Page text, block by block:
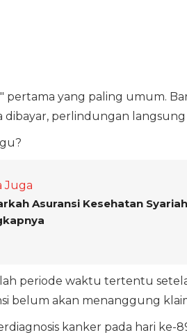
pertama yang paling umum.
perlindungan langsung
Juga
Asuransi Kesehatan
periode waktu tertentu
belum akan menanggung
kanker pada hari ke-